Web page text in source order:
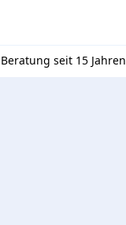
Beratung seit 15 Jahren